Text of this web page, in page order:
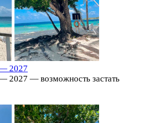
2027
2027 — возможность застать